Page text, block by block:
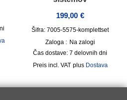
199,00 €
Šifra: 7005-5575-komplettset
Zaloga : Na zalogi
Čas dostave: 7 delovnih dni
incl. VAT plus Dostava